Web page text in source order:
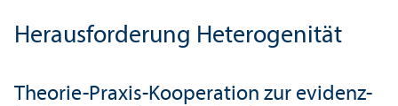
Herausforderung Heterogenität
Theorie-Praxis-Kooperation zur evidenz­